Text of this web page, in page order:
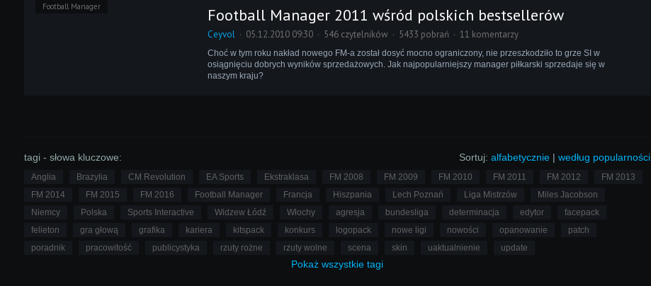
Football Manager Football Manager 2011 wśród polskich bestsellerów
Ceyvol 05.12.2010 09:30 546 czytelników 5433 pobrań 11 komentarzy
Choć w tym roku nakład nowego FM-a został dosyć mocno ograniczony, nie przeszkodziło to grze SI w
osiągnięciu dobrych wyników sprzedażowych. Jak najpopularniejszy manager piłkarski sprzedaje się w
naszym kraju?
Sortuj: alfabetycznie |według popularności
tagi - słowa kluczowe:
Anglia Brazylia CM Revolution EA Sports Ekstraklasa FM 2008 FM 2009 FM 2010 FM 2011 FM 2012
FM 2013
FM 2014
FM 2015 FM 2016 Football Manager Francja Hiszpania Lech Poznań Liga Mistrzów
Miles Jacobson
Niemcy
Polska Sports Interactive Widzew Łódź Włochy agresja bundesliga determinacja edytor
facepack
felieton
gra głową grafika kariera kitspack konkurs logopack nowe ligi nowości opanowanie
patch
poradnik
pracowitość publicystyka rzuty rożne rzuty wolne scena skin uaktualnienie update
Pokaż wszystkietagi